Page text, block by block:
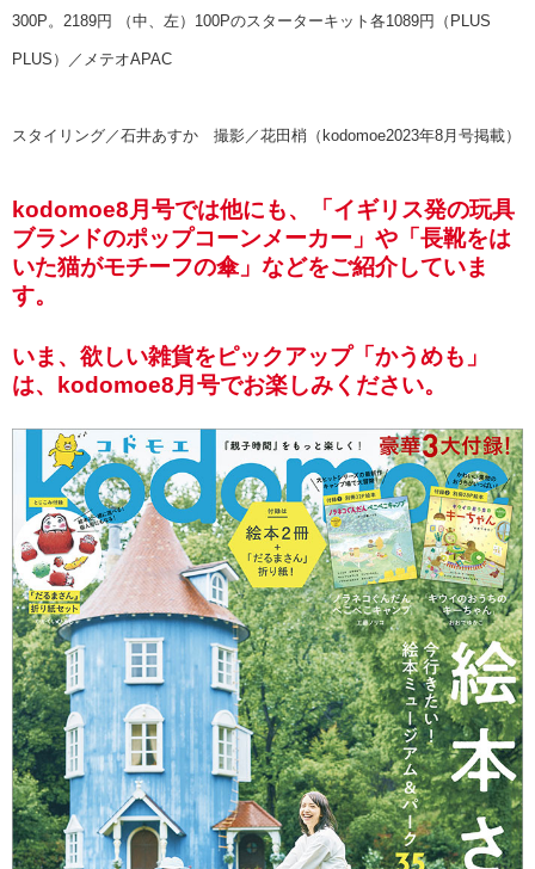
300P。2189円 （中、左）100Pのスターターキット各1089円（PLUS
PLUS）／メテオAPAC
スタイリング／石井あすか 撮影／花田梢（kodomoe2023年8月号掲載）
kodomoe8月号では他にも、「イギリス発の玩具
ブランドのポップコーンメーカー」や「長靴をは
いた猫がモチーフの傘」などをご紹介していま
す。
いま、欲しい雑貨をピックアップ「かうめも」
は、kodomoe8月号でお楽しみください。